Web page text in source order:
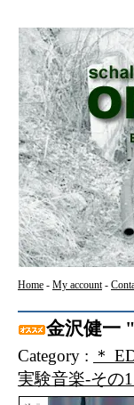
Home - My account-
金沢健一
Category : ＊
実験音楽-その1